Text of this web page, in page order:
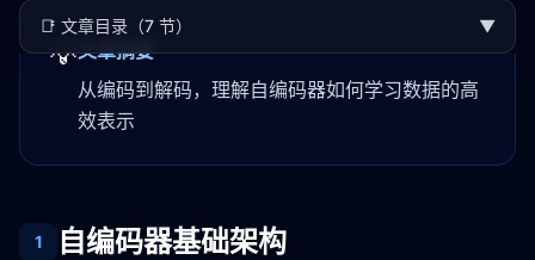
📑 文章目录（7 节） ▼
💡文章摘要
从编码到解码，理解自编码器如何学习数据的高
效表示
1 自编码器基础架构